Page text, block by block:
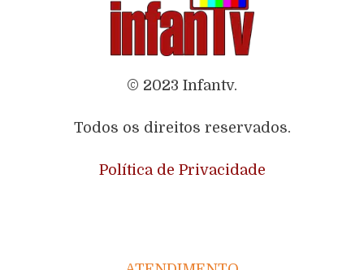
© 2023 Infantv.
Todos os direitos reservados.
Política de Privacidade